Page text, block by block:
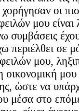
οι
μου είναι
συμβάσεις
περιέλθει σε
μου,
οικονομική
ώστε να
μέσα στο